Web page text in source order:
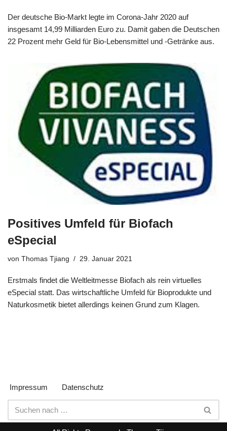
Der deutsche Bio-Markt legte im Corona-Jahr 2020 auf
insgesamt 14,99 Milliarden Euro zu. Damit gaben die Deutschen
22 Prozent mehr Geld für Bio-Lebensmittel und -Getränke aus.
Positives Umfeld für Biofach
eSpecial
von Thomas Tjiang 29. Januar 2021
Erstmals findet die Weltleitmesse Biofach als rein virtuelles
eSpecial statt. Das wirtschaftliche Umfeld für Bioprodukte und
Naturkosmetik bietet allerdings keinen Grund zum Klagen.
Impressum Datenschutz